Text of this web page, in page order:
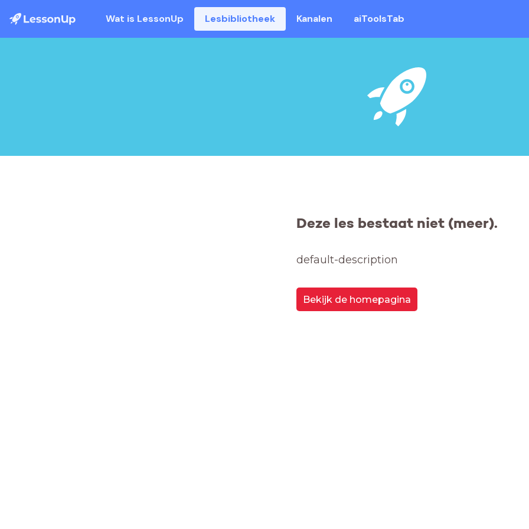
Wat is LessonUp Lesbibliotheek Kanalen aiToolsTab
Deze les bestaat niet (meer).
default-description
Bekijk de homepagina